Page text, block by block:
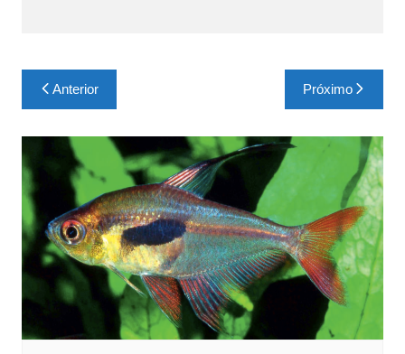
Navegação
de
Post
Anterior Próximo